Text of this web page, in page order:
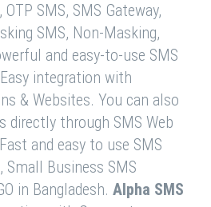
SMS, SMS Gateway,
SMS, Non-Masking,
and easy-to-use SMS
integration with
& Websites. You can also
directly through SMS Web
and easy to use SMS
Small Business SMS
in Bangladesh. Alpha SMS